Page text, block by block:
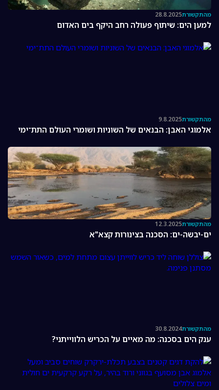
מהתקשורת28.8.2025
למען הים: שיתוף פעולה רחב היקף בים האדום
מהתקשורת9.8.2025
אלמוגי האבן: הבנאים של השוניות ושומרי העולם התת־ימי
מהתקשורת12.3.2025
ים-יבשה-ים: הסכנה בצינורות קצא"א
מהתקשורת30.8.2024
ענק הים בסכנה: מה מאיים על הכריש הלווייתני?